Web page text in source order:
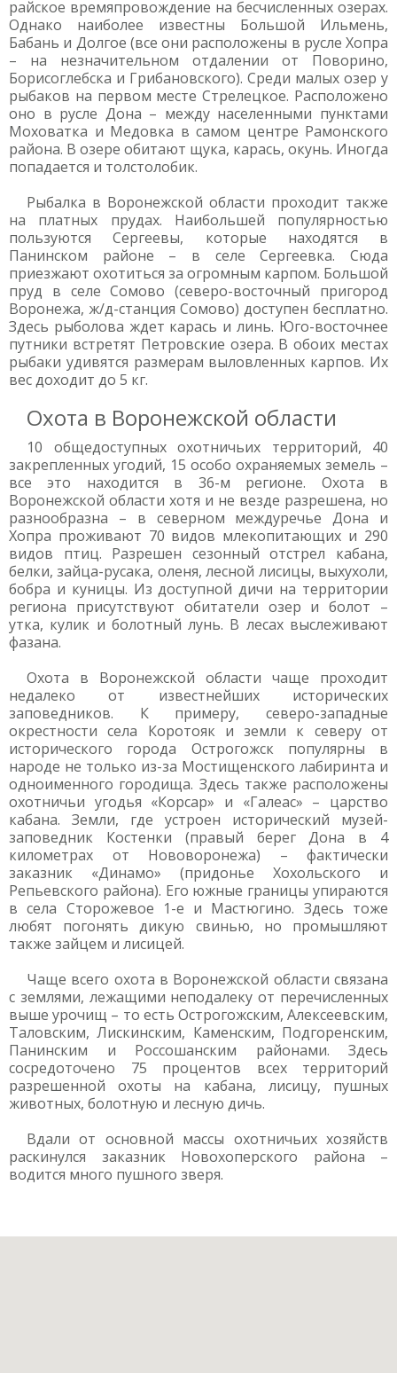
райское времяпровождение на бесчисленных озерах.
Однако наиболее известны Большой Ильмень,
Бабань и Долгое (все они расположены в русле Хопра
– на незначительном отдалении от Поворино,
Борисоглебска и Грибановского). Среди малых озер у
рыбаков на первом месте Стрелецкое. Расположено
оно в русле Дона – между населенными пунктами
Моховатка и Медовка в самом центре Рамонского
района. В озере обитают щука, карась, окунь. Иногда
попадается и толстолобик.
Рыбалка в Воронежской области проходит также
на платных прудах. Наибольшей популярностью
пользуются Сергеевы, которые находятся в
Панинском районе – в селе Сергеевка. Сюда
приезжают охотиться за огромным карпом. Большой
пруд в селе Сомово (северо-восточный пригород
Воронежа, ж/д-станция Сомово) доступен бесплатно.
Здесь рыболова ждет карась и линь. Юго-восточнее
путники встретят Петровские озера. В обоих местах
рыбаки удивятся размерам выловленных карпов. Их
вес доходит до 5 кг.
Охота в Воронежской области
10 общедоступных охотничьих территорий, 40
закрепленных угодий, 15 особо охраняемых земель –
все это находится в 36-м регионе. Охота в
Воронежской области хотя и не везде разрешена, но
разнообразна – в северном междуречье Дона и
Хопра проживают 70 видов млекопитающих и 290
видов птиц. Разрешен сезонный отстрел кабана,
белки, зайца-русака, оленя, лесной лисицы, выхухоли,
бобра и куницы. Из доступной дичи на территории
региона присутствуют обитатели озер и болот –
утка, кулик и болотный лунь. В лесах выслеживают
фазана.
Охота в Воронежской области чаще проходит
недалеко от известнейших исторических
заповедников. К примеру, северо-западные
окрестности села Коротояк и земли к северу от
исторического города Острогожск популярны в
народе не только из-за Мостищенского лабиринта и
одноименного городища. Здесь также расположены
охотничьи угодья «Корсар» и «Галеас» – царство
кабана. Земли, где устроен исторический музей-
заповедник Костенки (правый берег Дона в 4
километрах от Нововоронежа) – фактически
заказник «Динамо» (придонье Хохольского и
Репьевского района). Его южные границы упираются
в села Сторожевое 1-е и Мастюгино. Здесь тоже
любят погонять дикую свинью, но промышляют
также зайцем и лисицей.
Чаще всего охота в Воронежской области связана
с землями, лежащими неподалеку от перечисленных
выше урочищ – то есть Острогожским, Алексеевским,
Таловским, Лискинским, Каменским, Подгоренским,
Панинским и Россошанским районами. Здесь
сосредоточено 75 процентов всех территорий
разрешенной охоты на кабана, лисицу, пушных
животных, болотную и лесную дичь.
Вдали от основной массы охотничьих хозяйств
раскинулся заказник Новохоперского района –
водится много пушного зверя.